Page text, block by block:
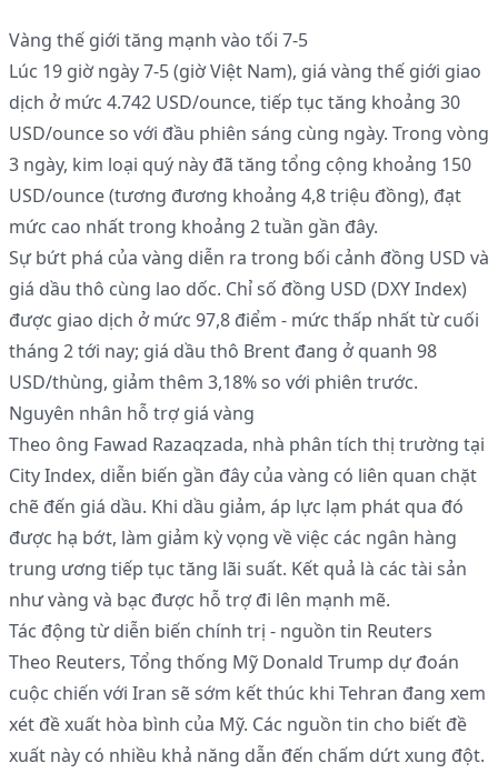
Vàng thế giới tăng mạnh vào tối 7-5
Lúc 19 giờ ngày 7-5 (giờ Việt Nam), giá vàng thế giới giao
dịch ở mức 4.742 USD/ounce, tiếp tục tăng khoảng 30
USD/ounce so với đầu phiên sáng cùng ngày. Trong vòng
3 ngày, kim loại quý này đã tăng tổng cộng khoảng 150
USD/ounce (tương đương khoảng 4,8 triệu đồng), đạt
mức cao nhất trong khoảng 2 tuần gần đây.
Sự bứt phá của vàng diễn ra trong bối cảnh đồng USD và
giá dầu thô cùng lao dốc. Chỉ số đồng USD (DXY Index)
được giao dịch ở mức 97,8 điểm - mức thấp nhất từ cuối
tháng 2 tới nay; giá dầu thô Brent đang ở quanh 98
USD/thùng, giảm thêm 3,18% so với phiên trước.
Nguyên nhân hỗ trợ giá vàng
Theo ông Fawad Razaqzada, nhà phân tích thị trường tại
City Index, diễn biến gần đây của vàng có liên quan chặt
chẽ đến giá dầu. Khi dầu giảm, áp lực lạm phát qua đó
được hạ bớt, làm giảm kỳ vọng về việc các ngân hàng
trung ương tiếp tục tăng lãi suất. Kết quả là các tài sản
như vàng và bạc được hỗ trợ đi lên mạnh mẽ.
Tác động từ diễn biến chính trị - nguồn tin Reuters
Theo Reuters, Tổng thống Mỹ Donald Trump dự đoán
cuộc chiến với Iran sẽ sớm kết thúc khi Tehran đang xem
xét đề xuất hòa bình của Mỹ. Các nguồn tin cho biết đề
xuất này có nhiều khả năng dẫn đến chấm dứt xung đột.